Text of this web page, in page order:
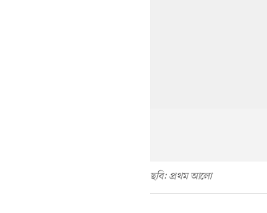
ছবি: প্রথম আলো